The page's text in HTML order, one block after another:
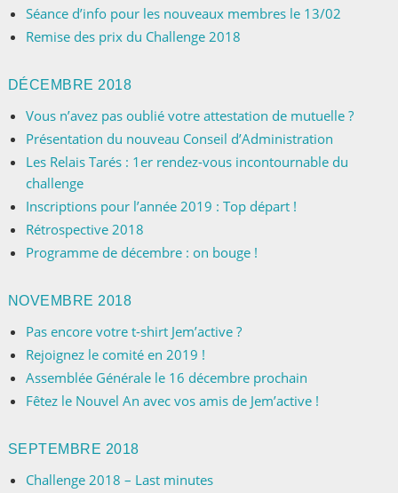
Séance d’info pour les nouveaux membres le 13/02
Remise des prix du Challenge 2018
DÉCEMBRE 2018
Vous n’avez pas oublié votre attestation de mutuelle ?
Présentation du nouveau Conseil d’Administration
Les Relais Tarés : 1er rendez-vous incontournable du
challenge
Inscriptions pour l’année 2019 : Top départ !
Rétrospective 2018
Programme de décembre : on bouge !
NOVEMBRE 2018
Pas encore votre t-shirt Jem’active ?
Rejoignez le comité en 2019 !
Assemblée Générale le 16 décembre prochain
Fêtez le Nouvel An avec vos amis de Jem’active !
SEPTEMBRE 2018
Challenge 2018 – Last minutes